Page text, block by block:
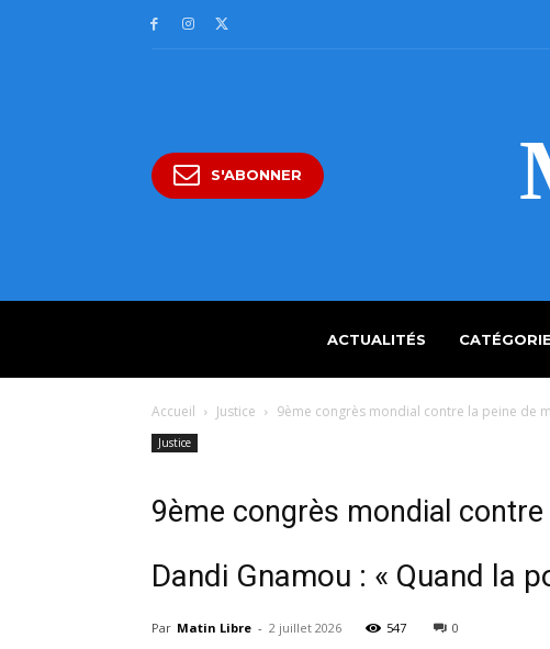
S'ABONNER
ACTUALITÉS
Accueil Justice 9ème congrès mondial contre la peine de
Justice
9ème congrès mondial
Dandi Gnamou : « Quand la
Par Matin Libre - 2 juillet 2026 547 0